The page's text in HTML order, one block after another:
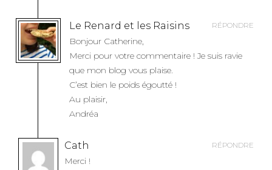
Le Renard et les Raisins RÉPONDRE
Bonjour Catherine,
Merci pour votre commentaire ! Je suis ravie
que mon blog vous plaise.
C’est bien le poids égoutté !
Au plaisir,
Andréa
Cath RÉPONDRE
Merci !